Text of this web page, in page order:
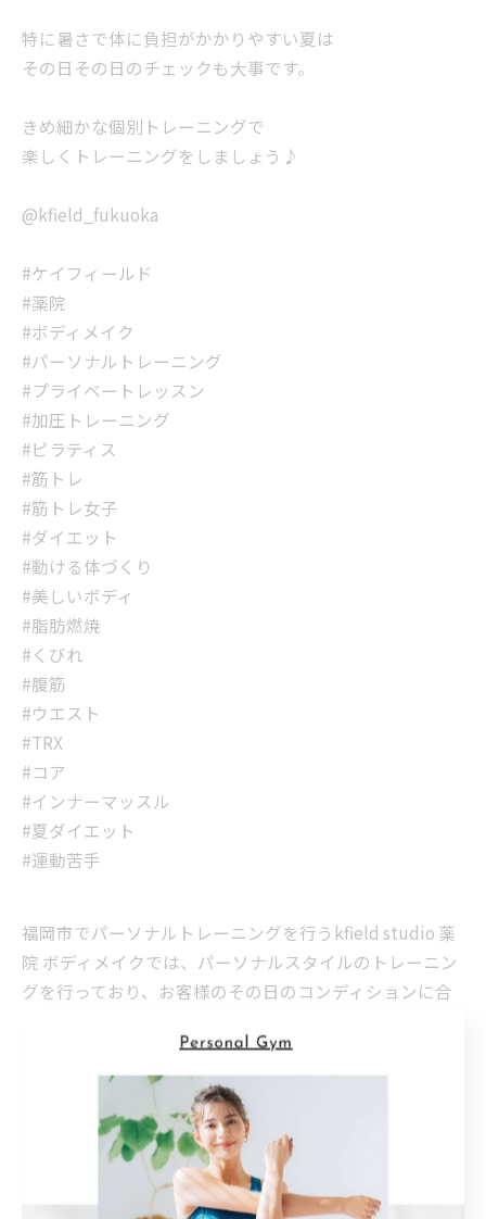
特に暑さで体に負担がかかりやすい夏は
その日その日のチェックも大事です。
きめ細かな個別トレーニングで
楽しくトレーニングをしましょう♪
@kfield_fukuoka
#ケイフィールド
#薬院
#ボディメイク
#パーソナルトレーニング
#プライベートレッスン
#加圧トレーニング
#ピラティス
#筋トレ
#筋トレ女子
#ダイエット
#動ける体づくり
#美しいボディ
#脂肪燃焼
#くびれ
#腹筋
#ウエスト
#TRX
#コア
#インナーマッスル
#夏ダイエット
#運動苦手
福岡市でパーソナルトレーニングを行うkfield studio 薬
院 ボディメイクでは、パーソナルスタイルのトレーニン
グを行っており、お客様のその日のコンディションに合
院大通駅（動植物園口）から徒歩4分、薬院駅から徒歩8
分と、駅からのアクセスも抜群となっておりますので、
筋トレやダイエットをお考えの方はお気軽にご利用くだ
ボディメイクを薬院でサポート薬院でピラティスクラス